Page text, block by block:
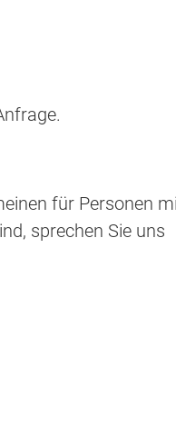
für Personen
sprechen Sie uns